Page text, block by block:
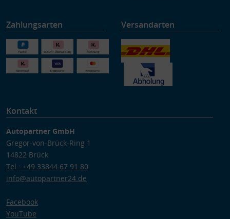
Zahlungsarten Versandarten
Kontakt
Autopartner GmbH
Gregor-von-Brück-Ring 1
14822 Brück
Tel.: +49 33844 67 91 80
info@autopartner24.de
Facebook
YouTube